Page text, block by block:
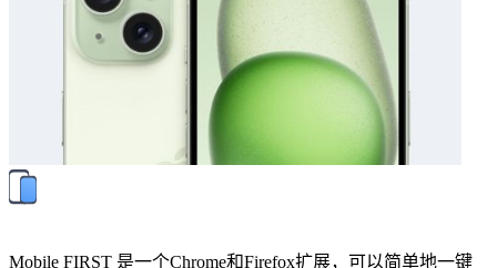
Mobile FIRST 是一个Chrome和Firefox扩展，可以简单地一键